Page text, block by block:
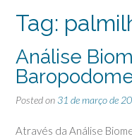
Tag:
Análise
Posted on 31 de março de
Através da Análise